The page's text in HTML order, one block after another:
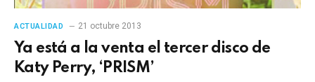
ACTUALIDAD 21 octubre 2013
Ya está a la venta el tercer disco de
Katy Perry, ‘PRISM’